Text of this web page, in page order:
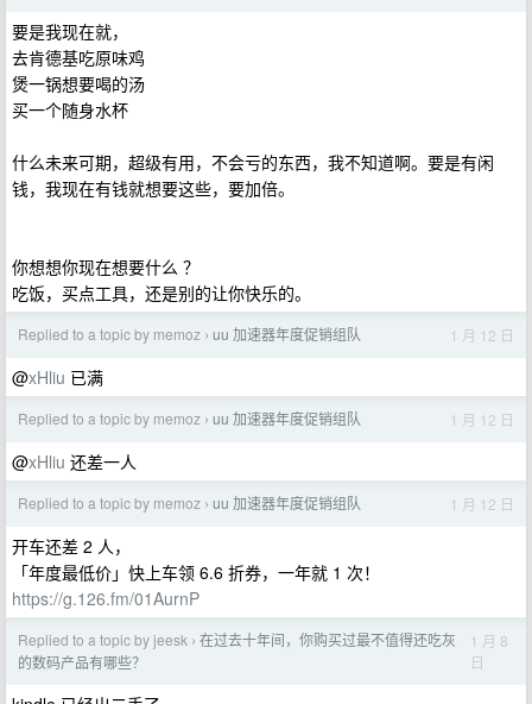
要是我现在就，
去肯德基吃原味鸡
煲一锅想要喝的汤
买一个随身水杯
什么未来可期，超级有用，不会亏的东西，我不知道啊。要是有闲
钱，我现在有钱就想要这些，要加倍。
你想想你现在想要什么 ？
吃饭，买点工具，还是别的让你快乐的。
Replied to a topic by memoz › uu 加速器年度促销组队 1 月 12 日
@xHliu 已满
Replied to a topic by memoz › uu 加速器年度促销组队 1 月 12 日
@xHliu 还差一人
Replied to a topic by memoz › uu 加速器年度促销组队 1 月 12 日
开车还差 2 人，
「年度最低价」快上车领 6.6 折券，一年就 1 次！
https://g.126.fm/01AurnP
Replied to a topic by jeesk › 在过去十年间，你购买过最不值得还吃灰
的数码产品有哪些？
1 月 8
日